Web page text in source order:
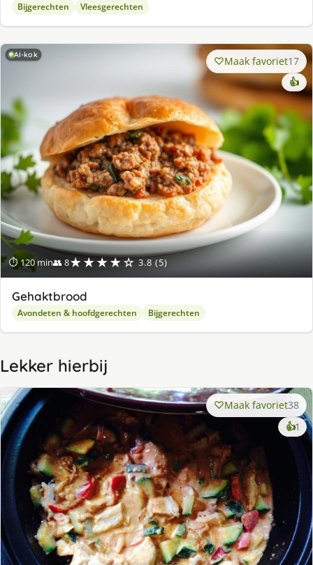
Bijgerechten Vleesgerechten
AI-kok
⏱ 120 min👥 8★★★★☆ 3.8 (5)
Maak favoriet17
👍
Gehaktbrood
Avondeten & hoofdgerechten Bijgerechten
Lekker hierbij
Maak favoriet38
👍1